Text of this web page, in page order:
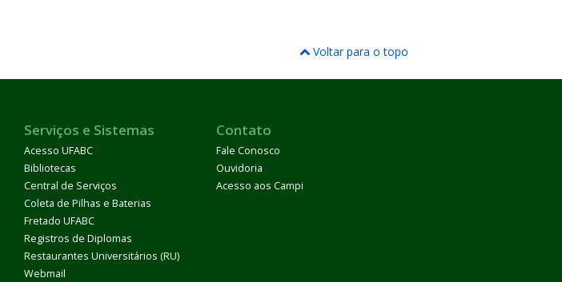
Voltar para o topo
Serviços e Sistemas
Acesso UFABC
Bibliotecas
Central de Serviços
Coleta de Pilhas e Baterias
Fretado UFABC
Registros de Diplomas
Restaurantes Universitários (RU)
Webmail
Contato
Fale Conosco
Ouvidoria
Acesso aos Campi